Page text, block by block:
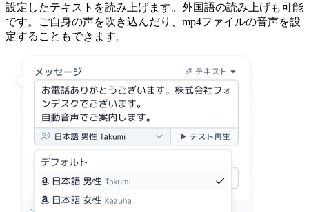
設定したテキストを読み上げます。外国語の読み上げも可能
です。ご自身の声を吹き込んだり、mp4ファイルの音声を設
定することもできます。